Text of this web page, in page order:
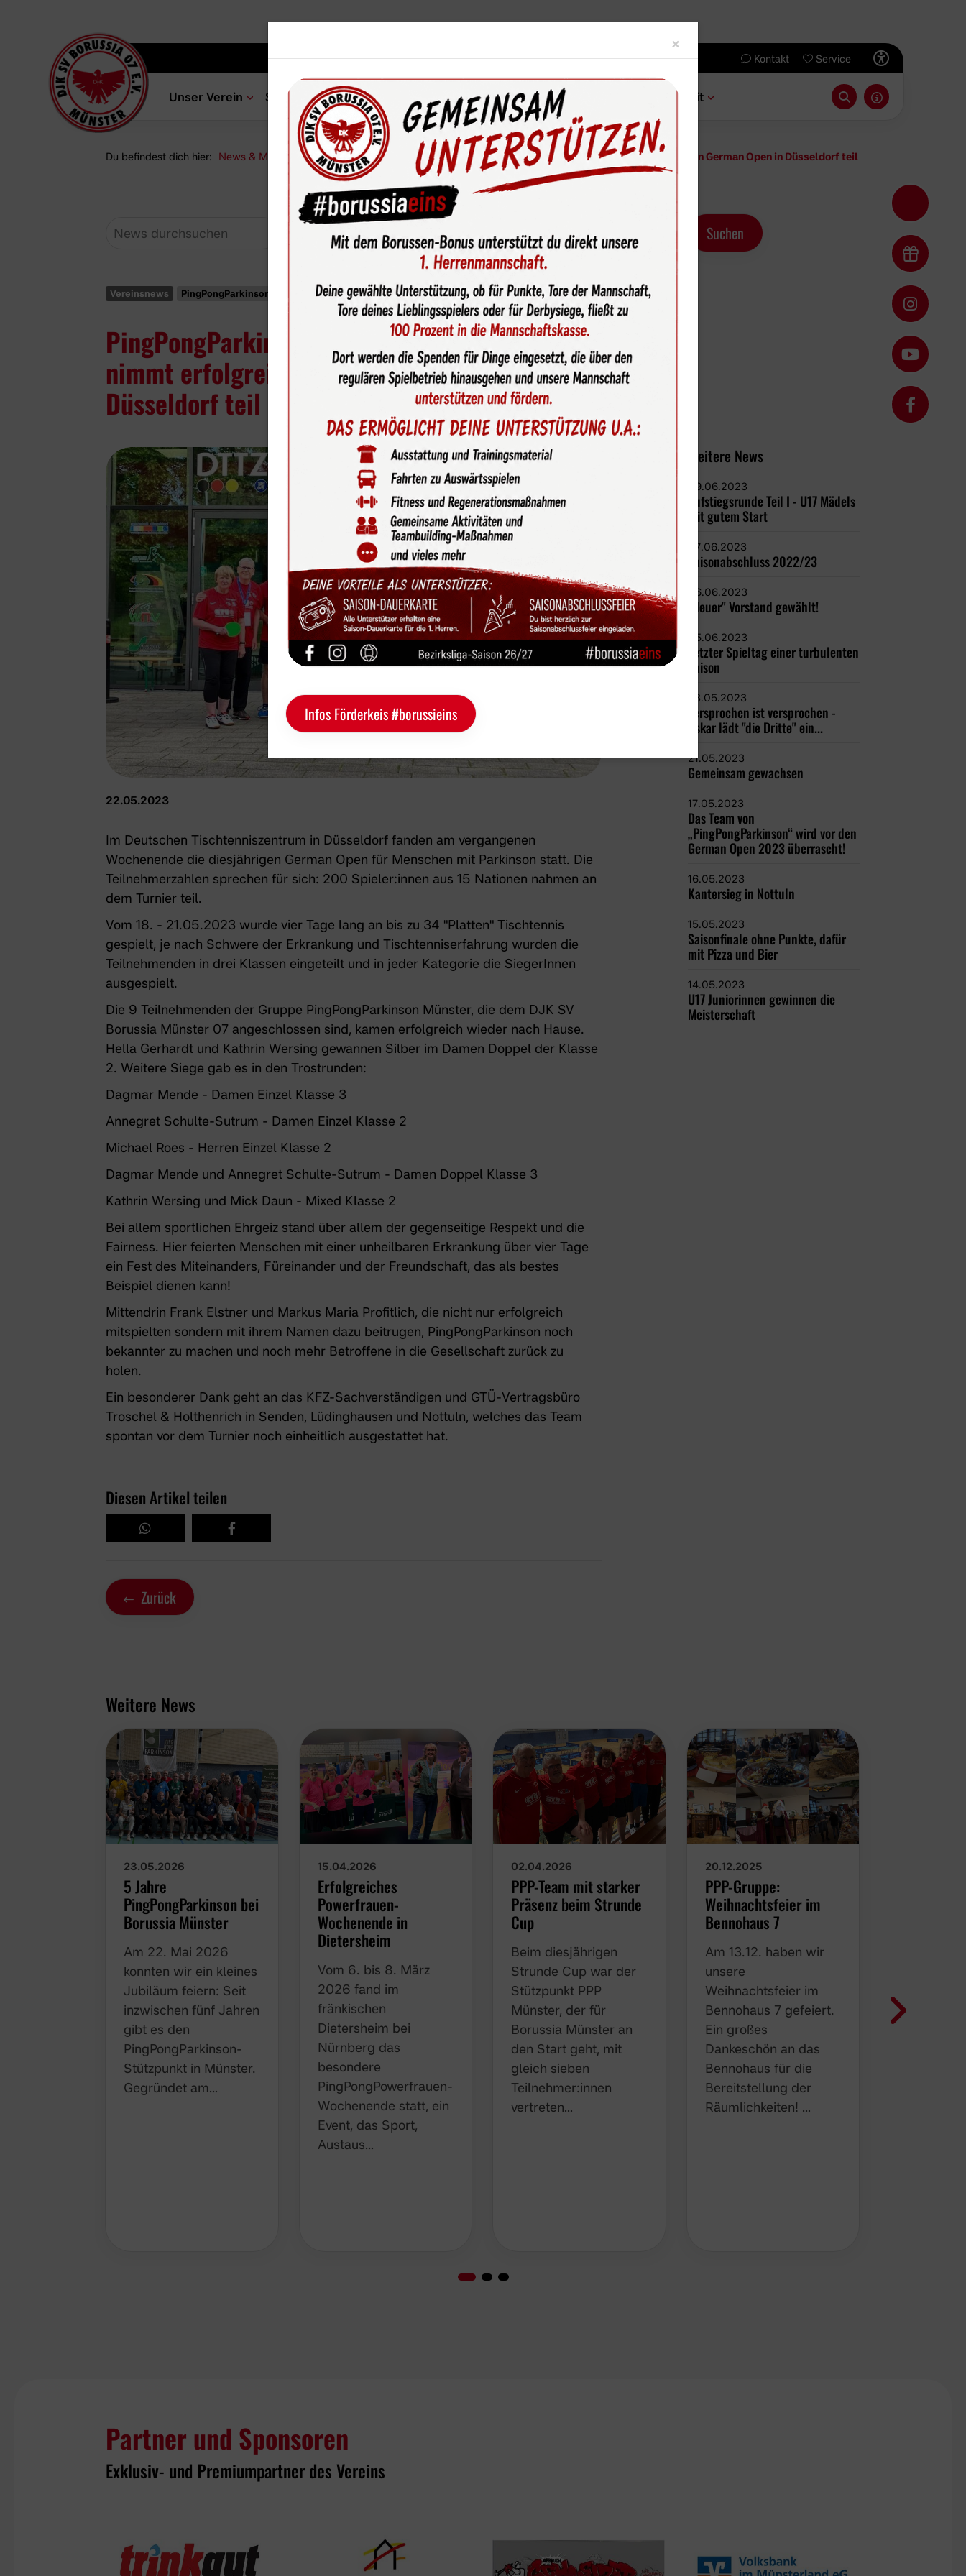
Kontakt Service
Unser Verein Sportangebot News & Media Service Sponsoren Fun & Freizeit
Du befindest dich hier: News & Media Newsroom PingPongParkinson-Gruppe von Borussia nimmt erfolgreich an den German Open in Düsseldorf teil
Vereinsnews PingPongParkinson
PingPongParkinson-Gruppe von Borussia
nimmt erfolgreich an den German Open in
Düsseldorf teil
22.05.2023
Im Deutschen Tischtenniszentrum in Düsseldorf fanden am vergangenen
Wochenende die diesjährigen German Open für Menschen mit Parkinson statt. Die
Teilnehmerzahlen sprechen für sich: 200 Spieler:innen aus 15 Nationen nahmen an
dem Turnier teil.
Vom 18. - 21.05.2023 wurde vier Tage lang an bis zu 34 "Platten" Tischtennis
gespielt, je nach Schwere der Erkrankung und Tischtenniserfahrung wurden die
Teilnehmenden in drei Klassen eingeteilt und in jeder Kategorie die SiegerInnen
ausgespielt.
Die 9 Teilnehmenden der Gruppe PingPongParkinson Münster, die dem DJK SV
Borussia Münster 07 angeschlossen sind, kamen erfolgreich wieder nach Hause.
Hella Gerhardt und Kathrin Wersing gewannen Silber im Damen Doppel der Klasse
2. Weitere Siege gab es in den Trostrunden:
Dagmar Mende - Damen Einzel Klasse 3
Annegret Schulte-Sutrum - Damen Einzel Klasse 2
Michael Roes - Herren Einzel Klasse 2
Dagmar Mende und Annegret Schulte-Sutrum - Damen Doppel Klasse 3
Kathrin Wersing und Mick Daun - Mixed Klasse 2
Bei allem sportlichen Ehrgeiz stand über allem der gegenseitige Respekt und die
Fairness. Hier feierten Menschen mit einer unheilbaren Erkrankung über vier Tage
ein Fest des Miteinanders, Füreinander und der Freundschaft, das als bestes
Beispiel dienen kann!
Mittendrin Frank Elstner und Markus Maria Profitlich, die nicht nur erfolgreich
mitspielten sondern mit ihrem Namen dazu beitrugen, PingPongParkinson noch
bekannter zu machen und noch mehr Betroffene in die Gesellschaft zurück zu
holen.
Ein besonderer Dank geht an das KFZ-Sachverständigen und GTÜ-Vertragsbüro
Troschel & Holthenrich in Senden, Lüdinghausen und Nottuln, welches das Team
spontan vor dem Turnier noch einheitlich ausgestattet hat.
Diesen Artikel teilen
Zurück
Weitere News
09.06.2023
Aufstiegsrunde Teil I - U17 Mädels
mit gutem Start
07.06.2023
Saisonabschluss 2022/23
06.06.2023
"Neuer" Vorstand gewählt!
05.06.2023
Letzter Spieltag einer turbulenten
Saison
23.05.2023
Versprochen ist versprochen -
Oskar lädt "die Dritte" ein...
21.05.2023
Gemeinsam gewachsen
17.05.2023
Das Team von
„PingPongParkinson“ wird vor den
German Open 2023 überrascht!
16.05.2023
Kantersieg in Nottuln
15.05.2023
Saisonfinale ohne Punkte, dafür
mit Pizza und Bier
14.05.2023
U17 Juniorinnen gewinnen die
Meisterschaft
Weitere News
23.05.2026
5 Jahre
PingPongParkinson bei
Borussia Münster
Am 22. Mai 2026
konnten wir ein kleines
Jubiläum feiern: Seit
inzwischen fünf Jahren
gibt es den
PingPongParkinson-
Stützpunkt in Münster.
Gegründet am…
15.04.2026
Erfolgreiches
Powerfrauen-
Wochenende in
Dietersheim
Vom 6. bis 8. März
2026 fand im
fränkischen
Dietersheim bei
Nürnberg das
besondere
PingPongPowerfrauen-
Wochenende statt, ein
Event, das Sport,
Austaus…
02.04.2026
PPP-Team mit starker
Präsenz beim Strunde
Cup
Beim diesjährigen
Strunde Cup war der
Stützpunkt PPP
Münster, der für
Borussia Münster an
den Start geht, mit
gleich sieben
Teilnehmer:innen
vertreten…
20.12.2025
PPP-Gruppe:
Weihnachtsfeier im
Bennohaus 7
Am 13.12. haben wir
unsere
Weihnachtsfeier im
Bennohaus 7 gefeiert.
Ein großes
Dankeschön an das
Bennohaus für die
Bereitstellung der
Räumlichkeiten! …
Gruppe
Partner und Sponsoren
Exklusiv- und Premiumpartner des Vereins
× Close
Infos Förderkeis #borussieins